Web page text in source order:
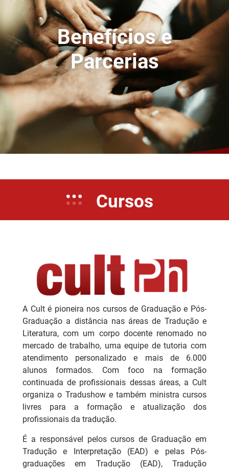
Benefícios e
Parcerias
Cursos
A Cult é pioneira nos cursos de Graduação e Pós-
Graduação a distância nas áreas de Tradução e
Literatura, com um corpo docente renomado no
mercado de trabalho, uma equipe de tutoria com
atendimento personalizado e mais de 6.000
alunos formados. Com foco na formação
continuada de profissionais dessas áreas, a Cult
organiza o Tradushow e também ministra cursos
livres para a formação e atualização dos
profissionais da tradução.
É a responsável pelos cursos de Graduação em
Tradução e Interpretação (EAD) e pelas Pós-
graduações em Tradução (EAD), Tradução